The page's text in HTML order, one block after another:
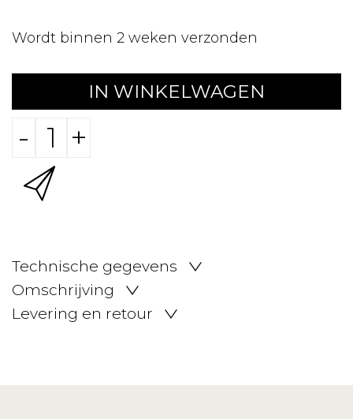
Wordt binnen 2 weken verzonden
IN WINKELWAGEN
- +
Technische gegevens
Omschrijving
Levering en retour